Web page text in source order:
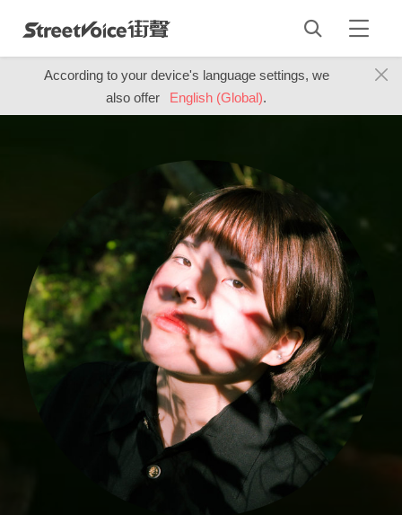
According to your device's language settings, we
also offer
English (Global).